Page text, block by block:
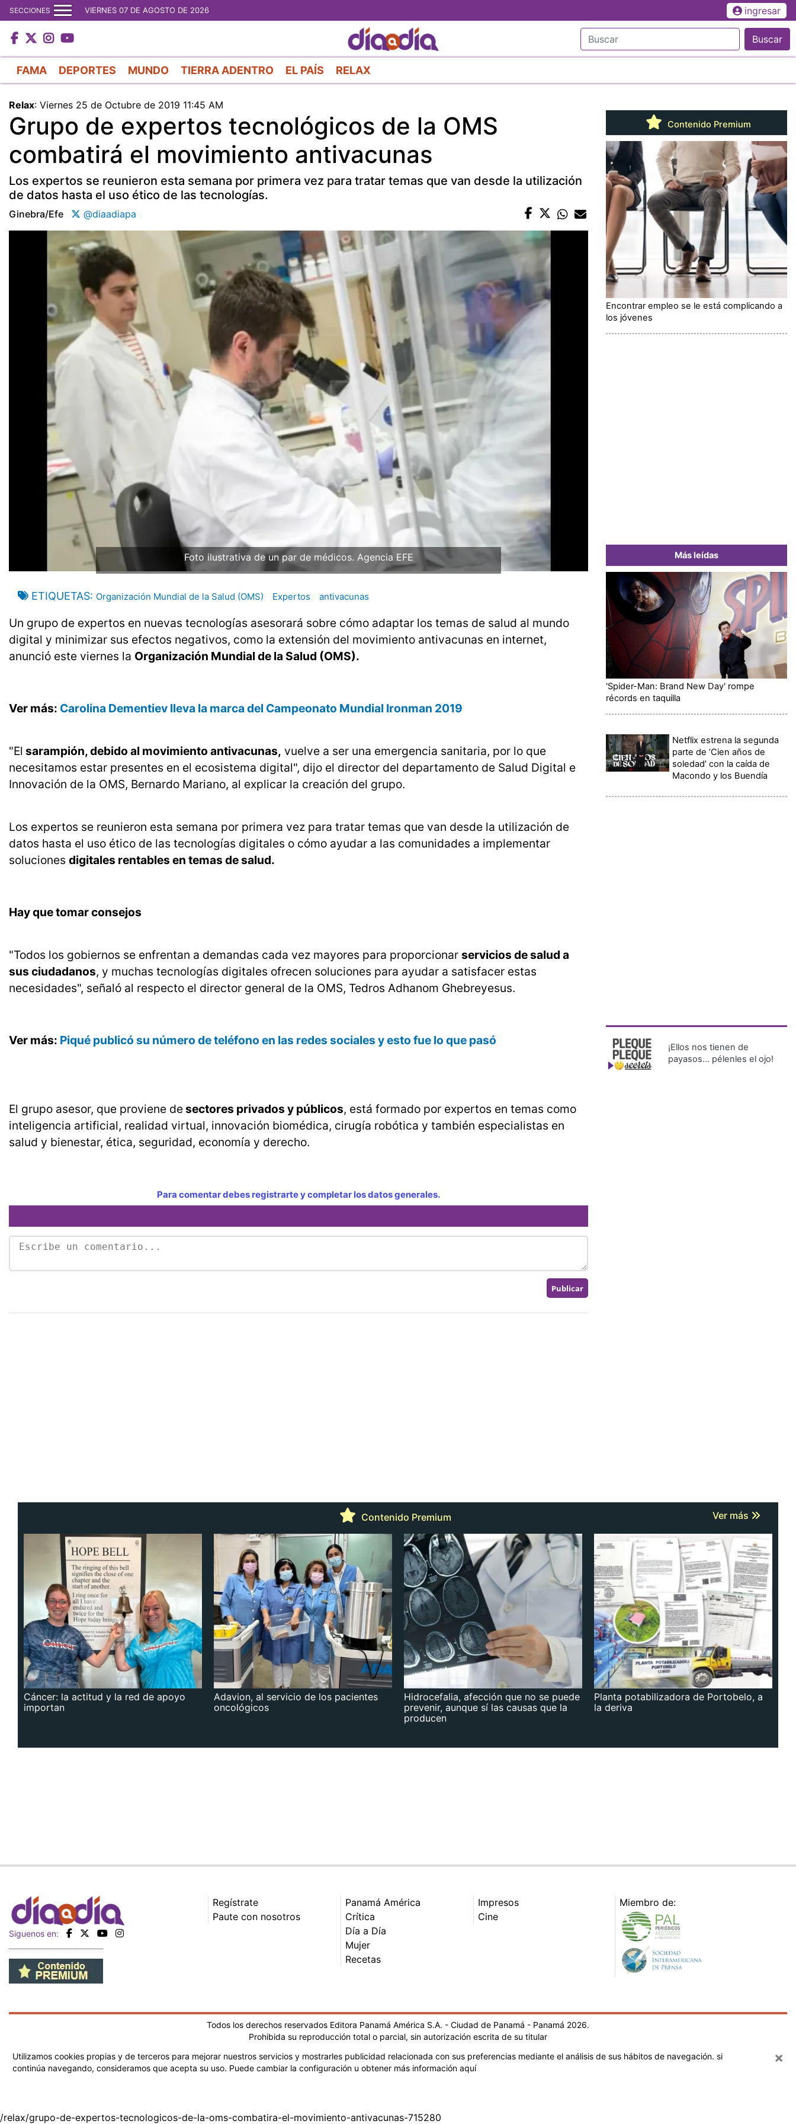
al
contenido
principal
SECCIONES VIERNES 07 DE AGOSTO DE 2026 ingresar
Buscar
FAMA DEPORTES MUNDO TIERRA ADENTRO EL PAÍS RELAX
Relax: Viernes 25 de Octubre de 2019 11:45 AM
Grupo de expertos tecnológicos de la OMS
combatirá el movimiento antivacunas
Los expertos se reunieron esta semana por primera vez para tratar temas que van desde la utilización
de datos hasta el uso ético de las tecnologías.
Ginebra/efe @diaadiapa
Foto ilustrativa de un par de médicos. Agencia EFE
ETIQUETAS Organización Mundial de la Salud (OMS) Expertos antivacunas
Un grupo de expertos en nuevas tecnologías asesorará sobre cómo adaptar los temas de salud al mundo
digital y minimizar sus efectos negativos, como la extensión del movimiento antivacunas en internet,
anunció este viernes la Organización Mundial de la Salud (OMS).
Ver más: Carolina Dementiev lleva la marca del Campeonato Mundial Ironman 2019
"El sarampión, debido al movimiento antivacunas, vuelve a ser una emergencia sanitaria, por lo que
necesitamos estar presentes en el ecosistema digital", dijo el director del departamento de Salud Digital e
Innovación de la OMS, Bernardo Mariano, al explicar la creación del grupo.
Los expertos se reunieron esta semana por primera vez para tratar temas que van desde la utilización de
datos hasta el uso ético de las tecnologías digitales o cómo ayudar a las comunidades a implementar
soluciones digitales rentables en temas de salud.
Hay que tomar consejos
"Todos los gobiernos se enfrentan a demandas cada vez mayores para proporcionar servicios de salud a
sus ciudadanos, y muchas tecnologías digitales ofrecen soluciones para ayudar a satisfacer estas
necesidades", señaló al respecto el director general de la OMS, Tedros Adhanom Ghebreyesus.
Ver más: Piqué publicó su número de teléfono en las redes sociales y esto fue lo que pasó
El grupo asesor, que proviene desectores privados y públicos, está formado por expertos en temas como
inteligencia artificial, realidad virtual, innovación biomédica, cirugía robótica y también especialistas en
salud y bienestar, ética, seguridad, economía y derecho.
Para comentar debes registrarte y completar los datos generales.
Contenido Premium
Encontrar empleo se le está complicando a
los jóvenes
Más leídas
'Spider-Man: Brand New Day' rompe
récords en taquilla
Netflix estrena la segunda
parte de ‘Cien años de
soledad’ con la caída de
Macondo y los Buendía
¡Ellos nos tienen de
payasos… pélenles el ojo!
Contenido Premium Ver más
Cáncer: la actitud y la red de apoyo
importan
Adavion, al servicio de los pacientes
oncológicos
Hidrocefalia, afección que no se puede
prevenir, aunque sí las causas que la
producen
Planta potabilizadora de Portobelo, a
la deriva
Siguenos en:
Regístrate
Paute con nosotros
Panamá América
Crítica
Día a Día
Mujer
Recetas
Impresos
Cine
Miembro de:
Todos los derechos reservados Editora Panamá América S.A. - Ciudad de Panamá - Panamá 2026.
Prohibida su reproducción total o parcial, sin autorización escrita de su titular
Utilizamos cookies propias y de terceros para mejorar nuestros servicios y mostrarles publicidad relacionada con sus preferencias mediante el análisis de sus hábitos de navegación. si
continúa navegando, consideramos que acepta su uso. Puede cambiar la configuración u obtener más información aquí
×
/relax/grupo-de-expertos-tecnologicos-de-la-oms-combatira-el-movimiento-antivacunas-715280